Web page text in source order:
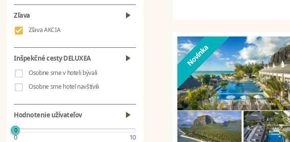
Zľava
Zľava AKCIA
Inšpekčné cesty DELUXEA
Osobne sme v hoteli bývali
Osobne sme hotel navštívili
Hodnotenie užívateľov
0
0 10